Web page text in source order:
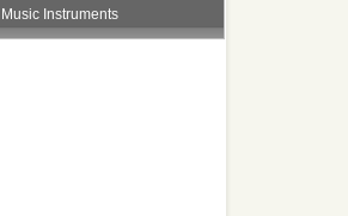
Music Instruments